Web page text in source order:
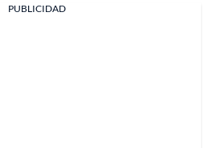
PUBLICIDAD